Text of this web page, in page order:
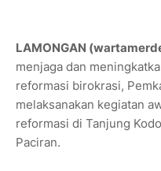
LAMONGAN
menjaga dan
reformasi birokrasi,
melaksanakan kegiatan
reformasi di Tanjung
Paciran.